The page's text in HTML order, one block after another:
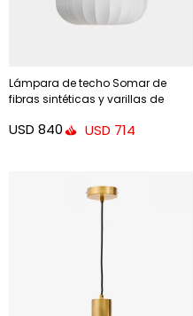
Lámpara de techo Somar de
fibras sintéticas y varillas de
USD 840 USD 714